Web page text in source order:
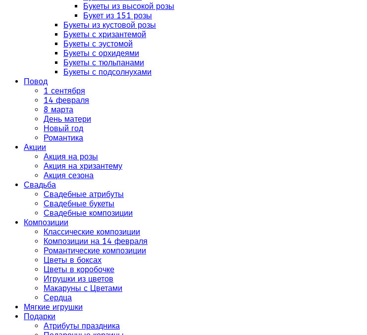
Букеты из высокой розы
Букет из 151 розы
Букеты из кустовой розы
Букеты с хризантемой
Букеты с эустомой
Букеты с орхидеями
Букеты с тюльпанами
Букеты с подсолнухами
Повод
1 сентября
14 февраля
8 марта
День матери
Новый год
Романтика
Акции
Акция на розы
Акция на хризантему
Акция сезона
Свадьба
Свадебные атрибуты
Свадебные букеты
Свадебные композиции
Композиции
Классические композиции
Композиции на 14 февраля
Романтические композиции
Цветы в боксах
Цветы в коробочке
Игрушки из цветов
Макаруны с Цветами
Сердца
Мягкие игрушки
Подарки
Атрибуты праздника